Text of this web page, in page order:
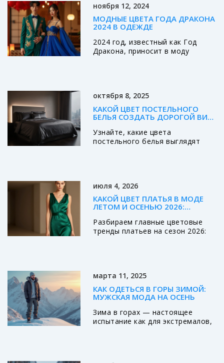
ноября 12, 2024
МОДНЫЕ ЦВЕТА ГОДА ДРАКОНА
2024 В ОДЕЖДЕ
2024 год, известный как Год
Дракона, приносит в моду
правильно сочетать. В статье
мы раскроем секреты выбора
одежды, которая поможет
подчеркнуть индивидуальность и
привлечь удачу. Откройте для
себя советы стилистов и
атмосферу загадочного востока.
октября 8, 2025
КАКОЙ ЦВЕТ ПОСТЕЛЬНОГО
БЕЛЬЯ СОЗДАТЬ ДОРОГОЙ ВИД:
Узнайте, какие цвета
постельного белья выглядят
июля 4, 2026
КАКОЙ ЦВЕТ ПЛАТЬЯ В МОДЕ
ЛЕТОМ И ОСЕНЬЮ 2026:
Разбираем главные цветовые
тренды платьев на сезон 2026:
новые цвета с базовым
гардеробом.
марта 11, 2025
КАК ОДЕТЬСЯ В ГОРЫ ЗИМОЙ:
МУЖСКАЯ МОДА НА ОСЕНЬ
Зима в горах — настоящее
испытание как для экстремалов,